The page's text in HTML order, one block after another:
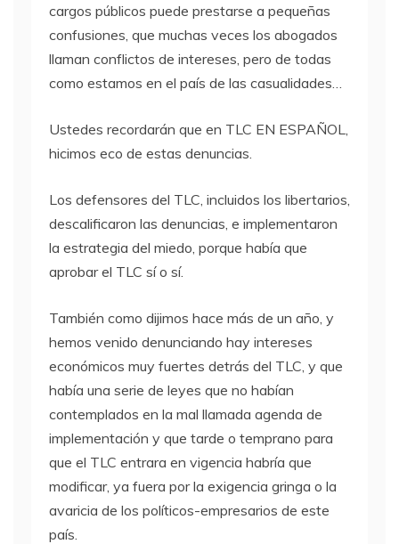
cargos públicos puede prestarse a pequeñas
confusiones, que muchas veces los abogados
llaman conflictos de intereses, pero de todas
como estamos en el país de las casualidades…
Ustedes recordarán que en TLC EN ESPAÑOL,
hicimos eco de estas denuncias.
Los defensores del TLC , incluidos los libertarios,
descalificaron las denuncias, e implementaron
la estrategia del miedo, porque había que
aprobar el TLC sí o sí.
También como dijimos hace más de un año, y
hemos venido denunciando hay intereses
económicos muy fuertes detrás del TLC , y que
había una serie de leyes que no habían
contemplados en la mal llamada agenda de
implementación y que tarde o temprano para
que el TLC entrara en vigencia habría que
modificar, ya fuera por la exigencia gringa o la
avaricia de los políticos-empresarios de este
país.